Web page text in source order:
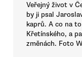
Veřejný život v
by ji psal
kaprů. A co na
Křetínského, a
změnách. Foto